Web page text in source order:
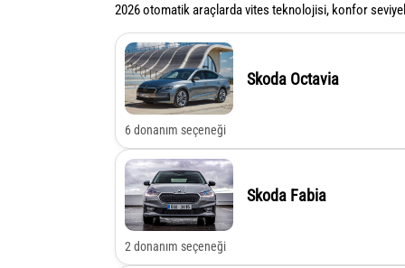
2026 otomatik araçlarda vites teknolojisi, konfor
Skoda Octavia
6 donanım seçeneği
Skoda Fabia
2 donanım seçeneği